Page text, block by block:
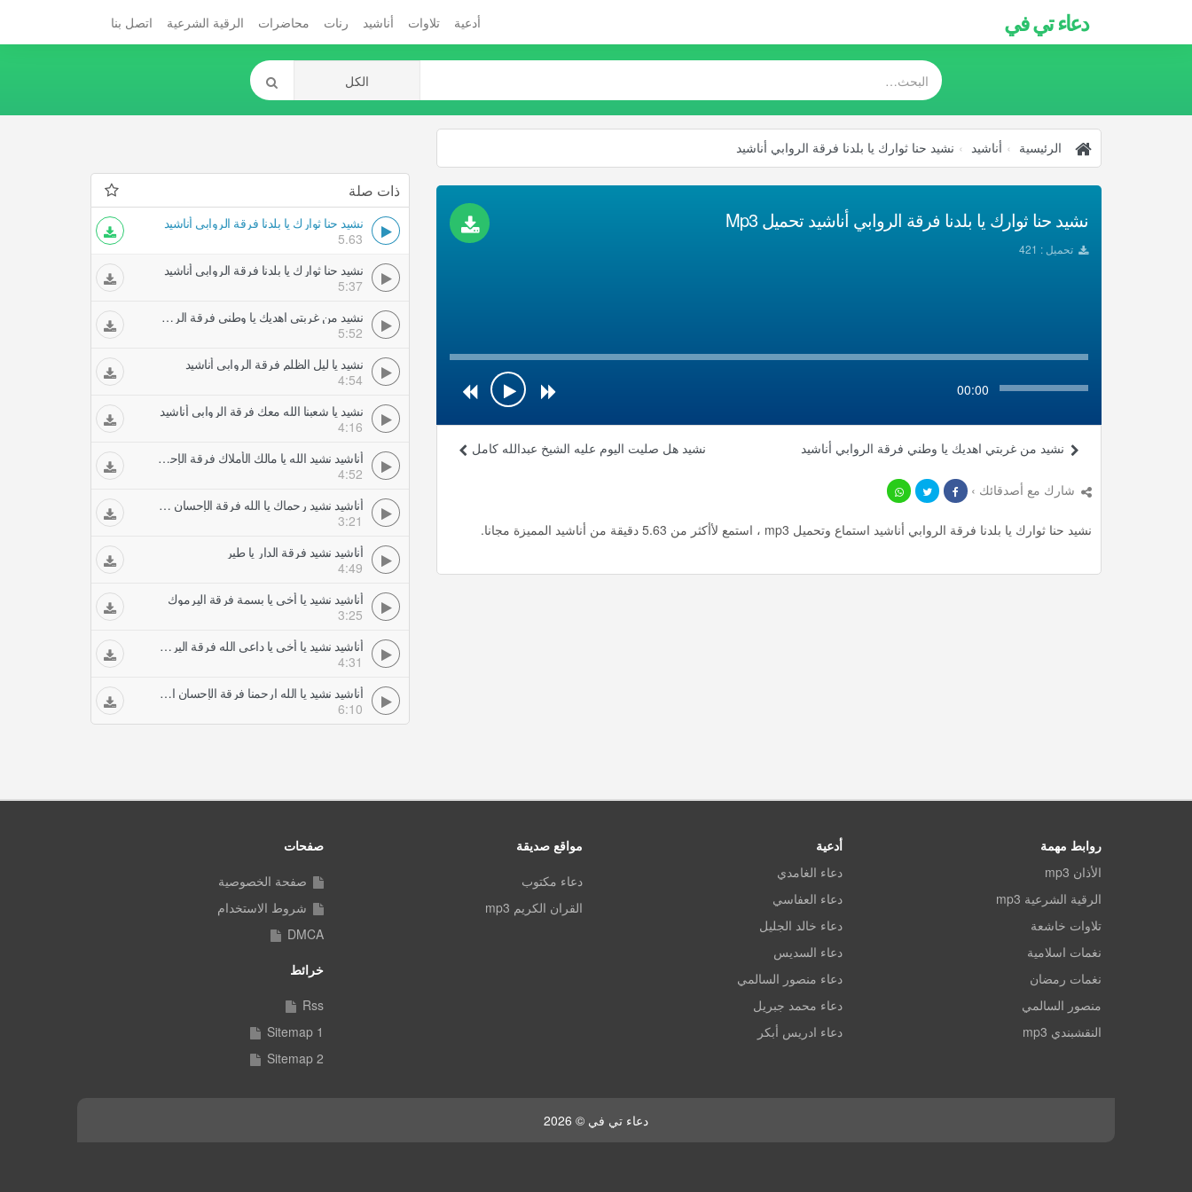
دعاء تي في أدعية تلاوات أناشيد رنات محاضرات الرقية الشرعية اتصل بنا
الرئيسية أناشيد نشيد حنا ثوارك يا بلدنا فرقة الروابي أناشيد
نشيد حنا ثوارك يا بلدنا فرقة الروابي أناشيد تحميل Mp3
تحميل : 421
00:00
نشيد هل صليت اليوم عليه الشيخ عبدالله كامل نشيد من غربتي اهديك يا وطني فرقة الروابي أناشيد
شارك مع أصدقائك ›
نشيد حنا ثوارك يا بلدنا فرقة الروابي أناشيد استماع وتحميل mp3 ، استمع لأأكثر من 5.63 دقيقة من أناشيد المميزة مجانا.
ذات صلة
نشيد حنا ثوارك يا بلدنا فرقة الروابي أناشيد
5.63
نشيد حنا ثوارك يا بلدنا فرقة الروابي أناشيد
5:37
نشيد من غربتي اهديك يا وطني فرقة الروابي أناشيد
5:52
نشيد يا ليل الظلم فرقة الروابي أناشيد
4:54
نشيد يا شعبنا الله معك فرقة الروابي أناشيد
4:16
أناشيد نشيد الله يا مالك الأملاك فرقة الإحسان الفنية
4:52
أناشيد نشيد رحماك يا الله فرقة الإحسان الفنية
3:21
أناشيد نشيد فرقة الدار يا طير
4:49
أناشيد نشيد يا أخي يا بسمة فرقة اليرموك
3:25
أناشيد نشيد يا أخي يا داعي الله فرقة اليرموك
4:31
أناشيد نشيد يا الله ارحمنا فرقة الإحسان الفنية
6:10
روابط مهمة
الأذان mp3
الرقية الشرعية mp3
تلاوات خاشعة
نغمات اسلامية
نغمات رمضان
منصور السالمي
النقشبندي mp3
أدعية
دعاء الغامدي
دعاء العفاسي
دعاء خالد الجليل
دعاء السديس
دعاء منصور السالمي
دعاء محمد جبريل
دعاء ادريس أبكر
مواقع صديقة
دعاء مكتوب
القران الكريم mp3
صفحات
صفحة الخصوصية
شروط الاستخدام
DMCA
خرائط
Rss
Sitemap 1
Sitemap 2
دعاء تي في © 2026